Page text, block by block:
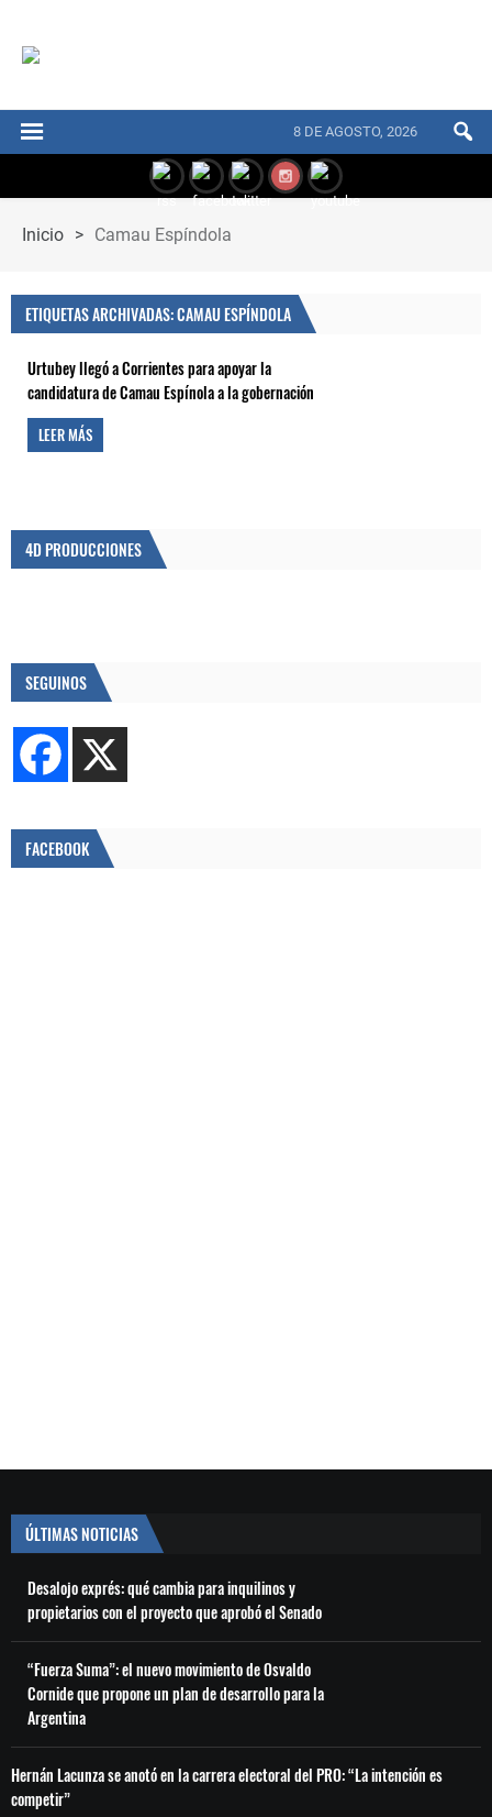
8 DE AGOSTO, 2026
Inicio > Camau Espíndola
ETIQUETAS ARCHIVADAS: CAMAU ESPÍNDOLA
Urtubey llegó a Corrientes para apoyar la
candidatura de Camau Espínola a la gobernación
LEER MÁS
4D PRODUCCIONES
SEGUINOS
FACEBOOK
ÚLTIMAS NOTICIAS
Desalojo exprés: qué cambia para inquilinos y
propietarios con el proyecto que aprobó el Senado
“Fuerza Suma”: el nuevo movimiento de Osvaldo
Cornide que propone un plan de desarrollo para la
Argentina
Hernán Lacunza se anotó en la carrera electoral del PRO: “La intención es
competir”